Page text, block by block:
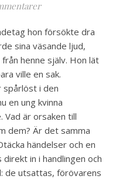
sina väsande ljud,
henne själv. Hon lät
ville en sak.
spårlöst i den
en ung kvinna
är orsaken till
dem? Är det samma
händelser och en
in i handlingen och
de utsattas, förövarens